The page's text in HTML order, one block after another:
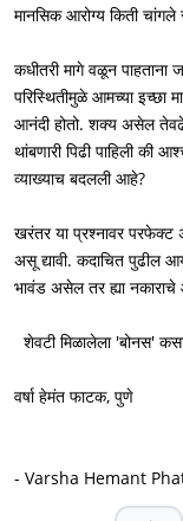
मानसिक आरोग्य किती चांगले
कधीतरी मागे वळून पाहताना
परिस्थितीमुळे आमच्या इच्छा
आनंदी होतो. शक्य असेल
थांबणारी पिढी पाहिली
व्याख्याच बदलली आहे?
खरंतर या प्रश्नावर परफेक्ट
असू द्यावी. कदाचित पुढील
भावंड असेल तर ह्या नकाराचे
वर्षा हेमंत फाटक, पुणे
- Varsha Hemant